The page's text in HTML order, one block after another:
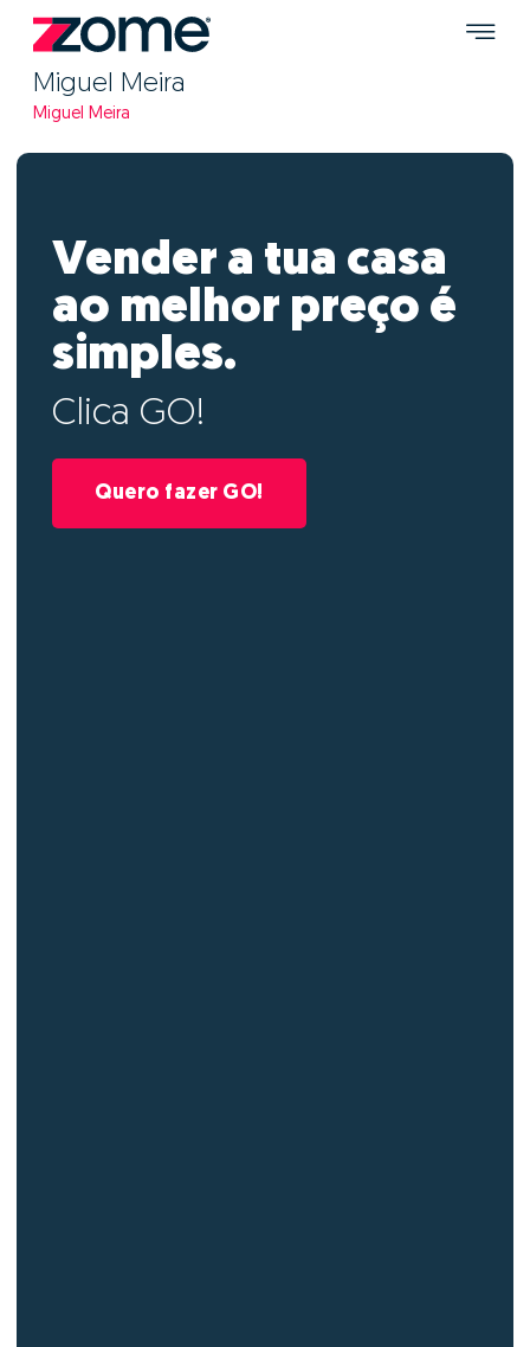
Miguel Meira
Miguel Meira
Vender a tua casa
ao melhor preço é
simples.
Clica GO!
Quero fazer GO!